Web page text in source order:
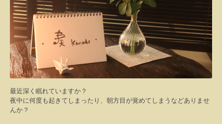
最近深く眠れていますか？
夜中に何度も起きてしまったり、朝方目が覚めてしまうなどありませ
んか？